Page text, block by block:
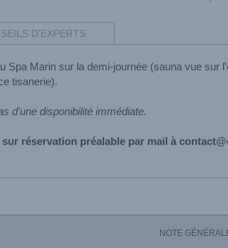
D'EXPERTS
Spa Marin sur la demi-journée (sauna vue sur
tisanerie).
d'une disponibilité immédiate.
réservation préalable par mail à
NOTE